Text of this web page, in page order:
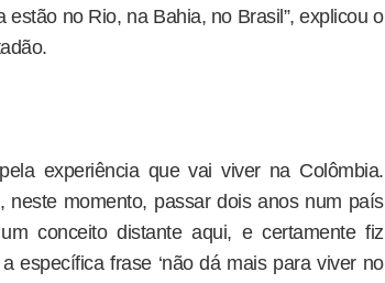
no Rio, na Bahia, no Brasil”, explicou o
experiência que vai viver na Colômbia.
neste momento, passar dois anos num país
conceito distante aqui, e certamente fiz
específica frase ‘não dá mais para viver no